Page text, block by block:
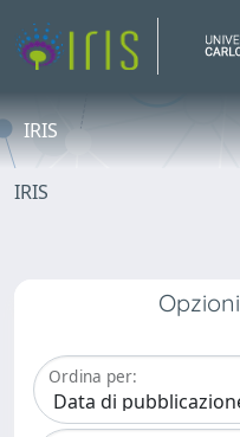
IRIS
IRIS
Opzioni
Ordina per: